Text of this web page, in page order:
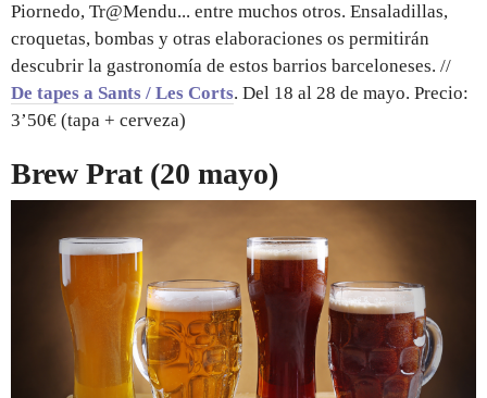
Piornedo, Tr@Mendu... entre muchos otros. Ensaladillas,
croquetas, bombas y otras elaboraciones os permitirán
descubrir la gastronomía de estos barrios barceloneses. //
De tapes a Sants / Les Corts. Del 18 al 28 de mayo. Precio:
3’50€ (tapa + cerveza)
Brew Prat (20 mayo)